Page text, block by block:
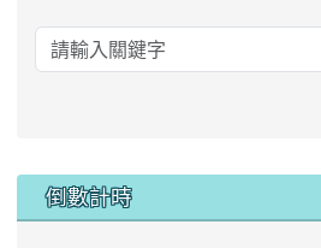
::: 倒數計時